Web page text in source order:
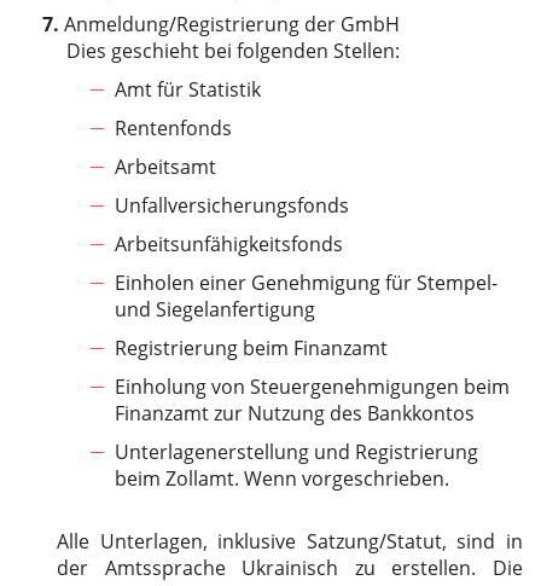
Anmeldung/Registrierung der GmbH
Dies geschieht bei folgenden Stellen:
Amt für Statistik
Rentenfonds
Arbeitsamt
Unfallversicherungsfonds
Arbeitsunfähigkeitsfonds
Einholen einer Genehmigung für Stempel-
und Siegelanfertigung
Registrierung beim Finanzamt
Einholung von Steuergenehmigungen beim
Finanzamt zur Nutzung des Bankkontos
Unterlagenerstellung und Registrierung
beim Zollamt. Wenn vorgeschrieben.
Alle Unterlagen, inklusive Satzung/Statut, sind in
der Amtssprache Ukrainisch zu erstellen. Die